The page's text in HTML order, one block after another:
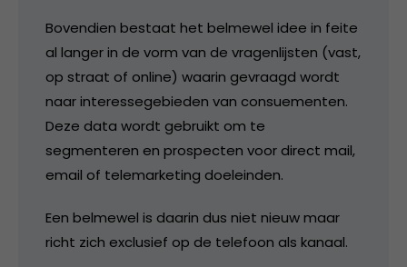
Bovendien bestaat het belmewel idee in feite
al langer in de vorm van de vragenlijsten (vast,
op straat of online) waarin gevraagd wordt
naar interessegebieden van consuementen.
Deze data wordt gebruikt om te
segmenteren en prospecten voor direct mail,
email of telemarketing doeleinden.
Een belmewel is daarin dus niet nieuw maar
richt zich exclusief op de telefoon als kanaal.